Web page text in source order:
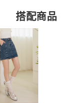
搭配商品